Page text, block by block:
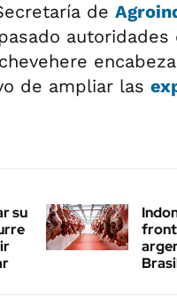
de
autoridades
de ampliar las
su